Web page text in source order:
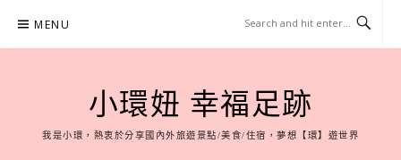
content
MENU
小環妞 幸福足跡
我是小環，熱衷於分享國內外旅遊景點/美食/住宿，夢想【環】遊世界